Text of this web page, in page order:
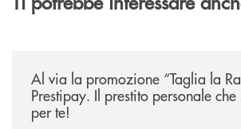
Al via la promozione “Taglia la
Prestipay. Il prestito personale
per te!